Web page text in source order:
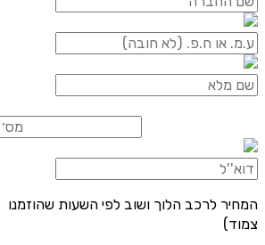
המחיר לרכב הלוך ושוב לפי השעות שהוזמנו
צמוד)